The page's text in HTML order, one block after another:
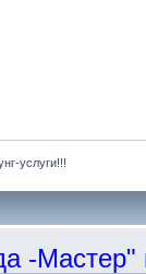
услуги!!!